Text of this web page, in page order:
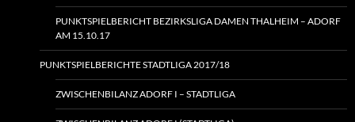
PUNKTSPIELBERICHT BEZIRKSLIGA DAMEN THALHEIM – ADORF
AM 15.10.17
PUNKTSPIELBERICHTE STADTLIGA 2017/18
ZWISCHENBILANZ ADORF I – STADTLIGA